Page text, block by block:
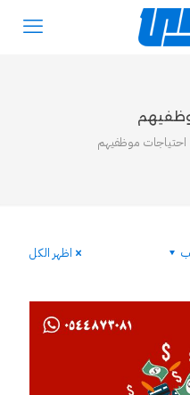
احتياجات موظفيهم
اظهر الكل